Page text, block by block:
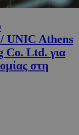
UNIC Athens
Co. Ltd. για
στη